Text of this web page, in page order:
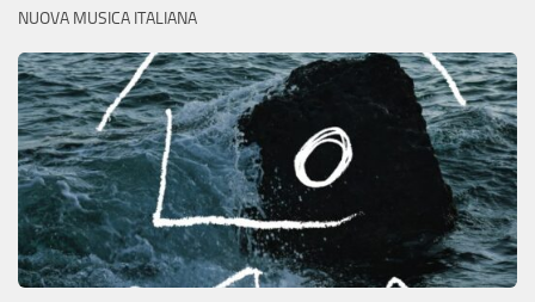
NUOVA MUSICA ITALIANA